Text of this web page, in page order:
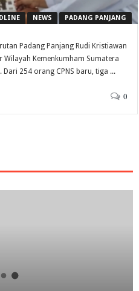
NEWS PADANG PANJANG
Padang Panjang Rudi Kristiawan
Kemenkumham Sumatera
254 orang CPNS baru, tiga ...
0